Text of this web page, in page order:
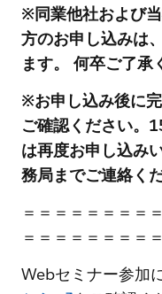
※同業他社および
方のお申し込みは
ます。 何卒ご了承
※お申し込み後に
ご確認ください。
は再度お申し込み
務局までご連絡くだ
＝＝＝＝＝＝＝＝
＝＝＝＝＝＝＝＝
Webセミナー参加